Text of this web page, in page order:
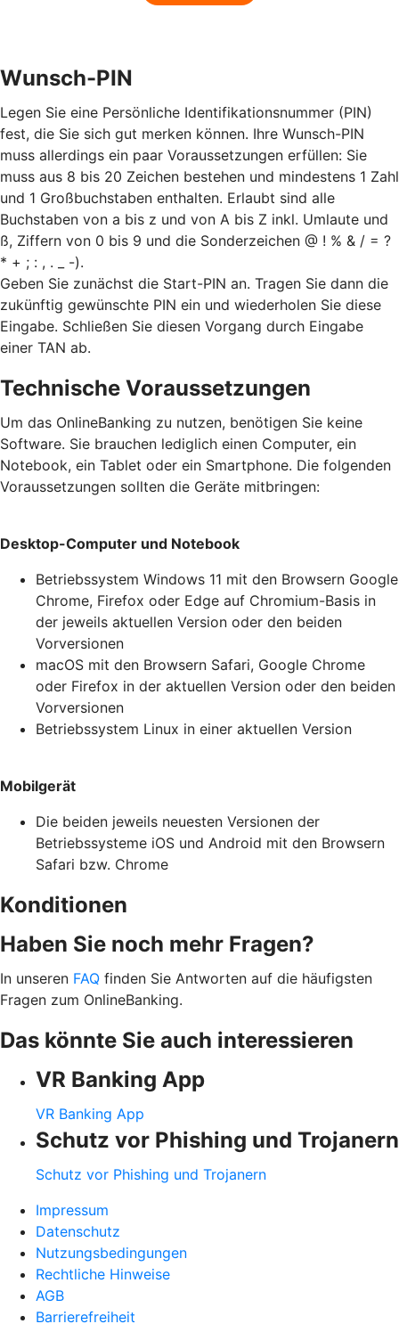
Wunsch-PIN
Legen Sie eine Persönliche Identifikationsnummer (PIN)
fest, die Sie sich gut merken können. Ihre Wunsch-PIN
muss allerdings ein paar Voraussetzungen erfüllen: Sie
muss aus 8 bis 20 Zeichen bestehen und mindestens 1 Zahl
und 1 Großbuchstaben enthalten. Erlaubt sind alle
Buchstaben von a bis z und von A bis Z inkl. Umlaute und
ß, Ziffern von 0 bis 9 und die Sonderzeichen @ ! % & / = ?
* + ; : , . _ -).
Geben Sie zunächst die Start-PIN an. Tragen Sie dann die
zukünftig gewünschte PIN ein und wiederholen Sie diese
Eingabe. Schließen Sie diesen Vorgang durch Eingabe
einer TAN ab.
Technische Voraussetzungen
Um das OnlineBanking zu nutzen, benötigen Sie keine
Software. Sie brauchen lediglich einen Computer, ein
Notebook, ein Tablet oder ein Smartphone. Die folgenden
Voraussetzungen sollten die Geräte mitbringen:
Desktop-Computer und Notebook
Betriebssystem Windows 11 mit den Browsern Google
Chrome, Firefox oder Edge auf Chromium-Basis in
der jeweils aktuellen Version oder den beiden
Vorversionen
macOS mit den Browsern Safari, Google Chrome
oder Firefox in der aktuellen Version oder den beiden
Vorversionen
Betriebssystem Linux in einer aktuellen Version
Mobilgerät
Die beiden jeweils neuesten Versionen der
Betriebssysteme iOS und Android mit den Browsern
Safari bzw. Chrome
Konditionen
Haben Sie noch mehr Fragen?
In unseren FAQ finden Sie Antworten auf die häufigsten
Fragen zum OnlineBanking.
Das könnte Sie auch interessieren
VR Banking App
VR Banking App
Schutz vor Phishing und Trojanern
Schutz vor Phishing und Trojanern
Impressum
Datenschutz
Nutzungsbedingungen
Rechtliche Hinweise
AGB
Barrierefreiheit